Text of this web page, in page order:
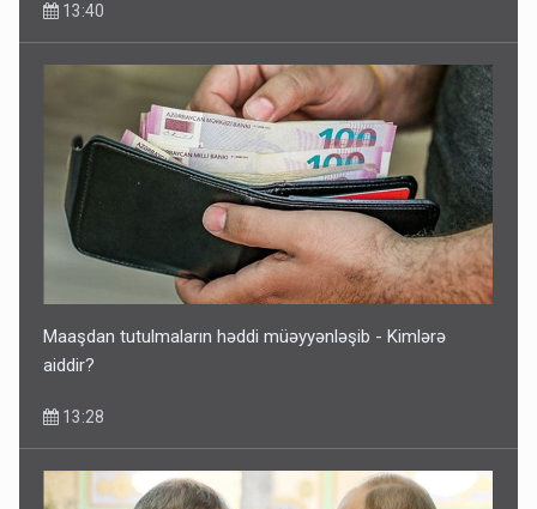
Rusiya Azərbaycan vətədaşlarını deport etdi
5 Avqust 11:53
13:40
Maaşdan tutulmaların həddi müəyyənləşib - Kimlərə
aiddir?
13:28